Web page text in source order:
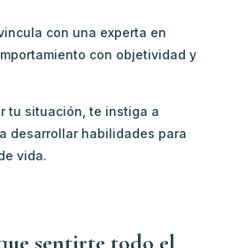
con una experta en
con objetividad y
tu situación, te instiga a
desarrollar habilidades para
vida.
sentirte todo el